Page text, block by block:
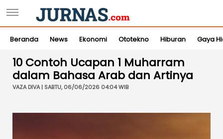
Beranda News Ekonomi Ototekno Hiburan Gaya
10 Contoh Ucapan 1 Muharram
dalam Bahasa Arab dan Artinya
VAZA DIVA | SABTU, 06/06/2026 04:04 WIB